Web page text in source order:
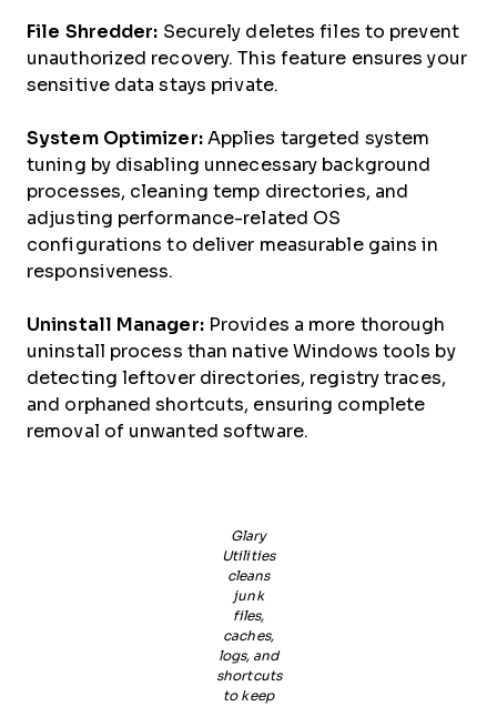
File Shredder: Securely deletes files to prevent
unauthorized recovery. This feature ensures your
sensitive data stays private.
System Optimizer:Applies targeted system
tuning by disabling unnecessary background
processes, cleaning temp directories, and
adjusting performance-related OS
configurations to deliver measurable gains in
responsiveness.
Uninstall Manager:Provides a more thorough
uninstall process than native Windows tools by
detecting leftover directories, registry traces,
and orphaned shortcuts, ensuring complete
removal of unwanted software.
Glary
Utilities
cleans
junk
files,
caches,
logs, and
shortcuts
to keep